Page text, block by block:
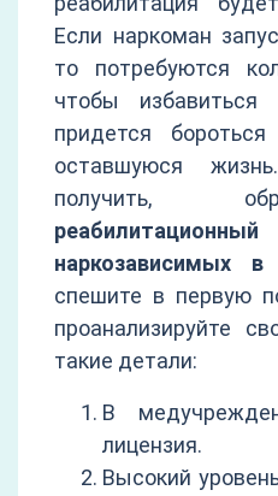
Если наркоман
то потребуются
чтобы
придется
оставшуюся
получить,
наркозависимых в
спешите в первую
проанализируйте
такие детали:
В
лицензия.
Высокий